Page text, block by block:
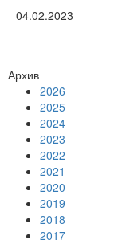
04.02.2023
Архив
2026
2025
2024
2023
2022
2021
2020
2019
2018
2017